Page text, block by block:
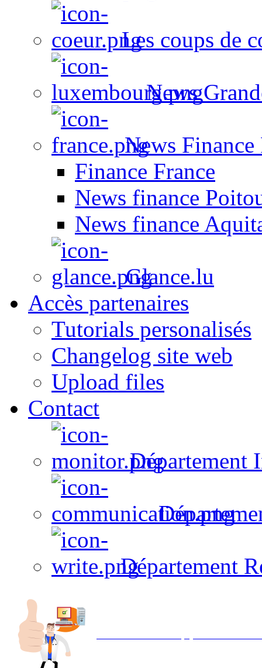
Les coups de
News
News Finance
Finance France
News finance
News finance
Glance.lu
Accès partenaires
Tutorials personalisés
Changelog site web
Upload files
Contact
Département
Département